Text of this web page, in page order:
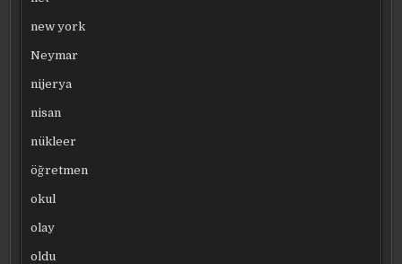
new york
Neymar
nijerya
nisan
nükleer
öğretmen
okul
olay
oldu